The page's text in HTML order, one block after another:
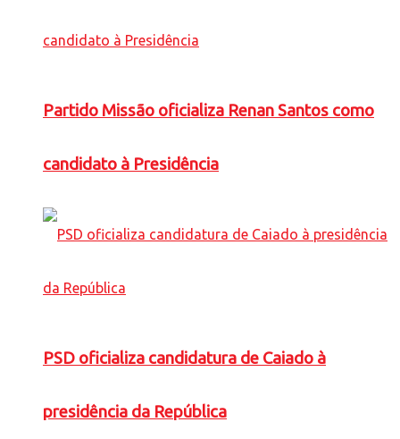
Partido Missão oficializa Renan Santos como
candidato à Presidência
PSD oficializa candidatura de Caiado à
presidência da República